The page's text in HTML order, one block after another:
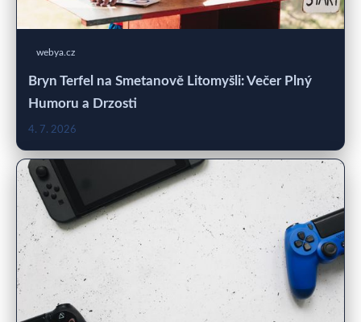
webya.cz
Bryn Terfel na Smetanově Litomyšli: Večer Plný
Humoru a Drzosti
4. 7. 2026